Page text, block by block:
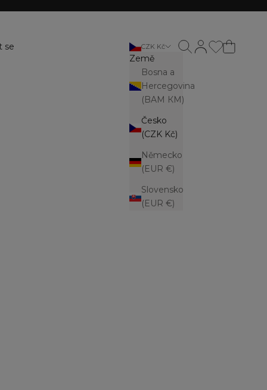
se CZK Kč
Země
Bosna a
Hercegovina
(BAM КМ)
Česko
(CZK Kč)
Německo
(EUR €)
Slovensko
(EUR €)
Otevřít stránku
Otevřít vyhledávání